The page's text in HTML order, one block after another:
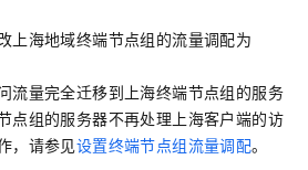
上海地域终端节点组的流量调配为
流量完全迁移到上海终端节点组的服务
点组的服务器不再处理上海客户端的访
，请参见设置终端节点组流量调配。